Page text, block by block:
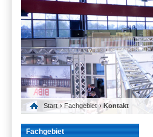
Start › Fachgebiet › Kontakt
Fachgebiet